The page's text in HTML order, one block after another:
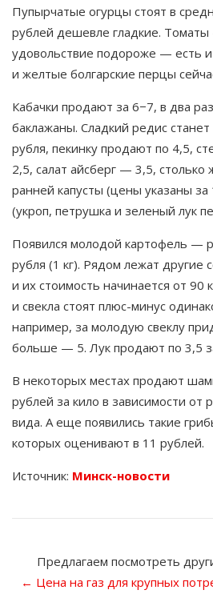
Пупырчатые огурцы стоят в
рублей дешевле гладкие.
удовольствие подороже — есть
и желтые болгарские перцы
Кабачки продают за 6−7, в два
баклажаны. Сладкий редис
рубля, пекинку продают по 4,5,
2,5, салат айсберг — 3,5, столько
ранней капусты (цены указаны за
(укроп, петрушка и зеленый лук
Появился молодой картофель —
рубля (1 кг). Рядом лежат другие
и их стоимость начинается от 90
и свекла стоят плюс-минус
например, за молодую свеклу
больше — 5. Лук продают по 3,5
В некоторых местах продают
рублей за кило в зависимости от
вида. А еще появились такие
которых оценивают в 11 рублей.
Источник: Минск-новости
Предлагаем посмотреть
← Цена на газ для крупных